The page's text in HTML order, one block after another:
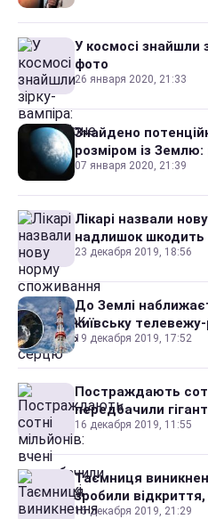
У космосі знайшли
фото
26 января 2020, 21:33
Знайдено
розміром із Землю:
07 января 2020, 21:39
Лікарі назвали
надлишок
23 декабря 2019, 18:56
До Землі
київську
19 декабря 2019, 17:52
Постраждають
передбачили
16 декабря 2019, 11:55
Таємниця
зробили
15 декабря 2019, 21:29